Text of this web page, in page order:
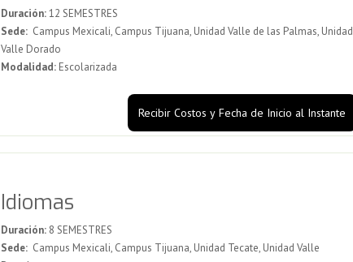
Duración:12 SEMESTRES
Sede:Campus Mexicali, Campus Tijuana, Unidad Valle de las Palmas, Unidad
Valle Dorado
Modalidad:Escolarizada
Recibir Costos y Fecha de Inicio al Instante
Idiomas
Duración:8 SEMESTRES
Sede:Campus Mexicali, Campus Tijuana, Unidad Tecate, Unidad Valle